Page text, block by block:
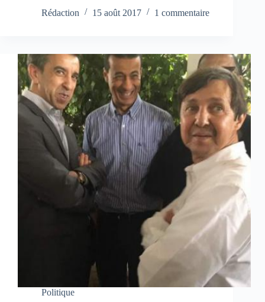
Rédaction
15 août 2017 1 commentaire
Politique